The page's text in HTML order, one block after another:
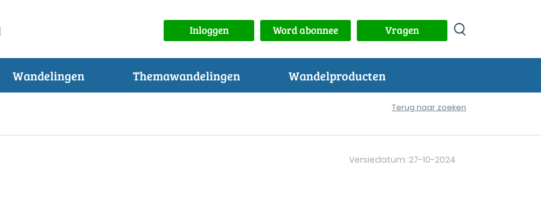
Inloggen Word abonnee Vragen
Wandelingen Themawandelingen Wandelproducten
Terug naar zoeken
Versiedatum: 27-10-2024